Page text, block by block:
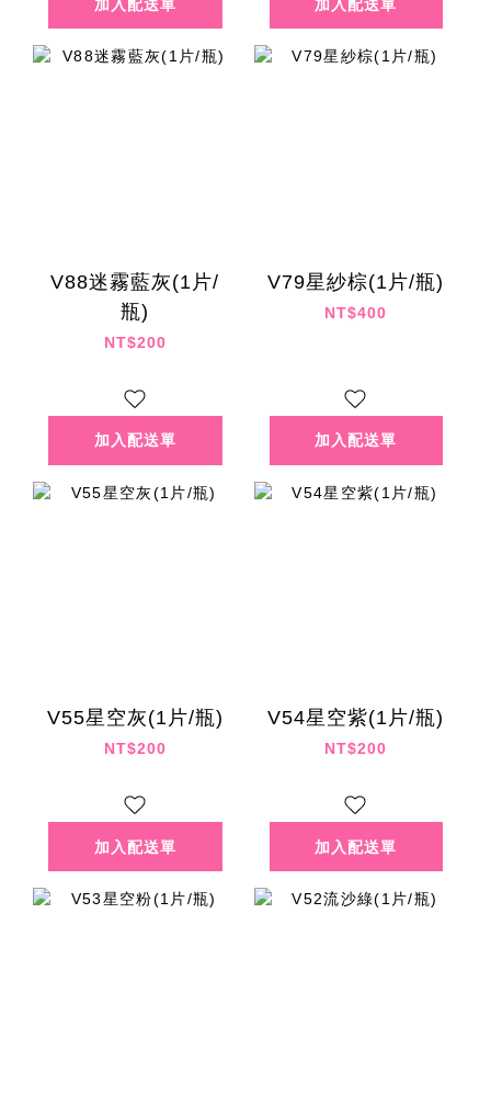
V88迷霧藍灰(1片/
瓶)
NT$200
V79星紗棕(1片/瓶)
NT$400
V55星空灰(1片/瓶)
NT$200
V54星空紫(1片/瓶)
NT$200